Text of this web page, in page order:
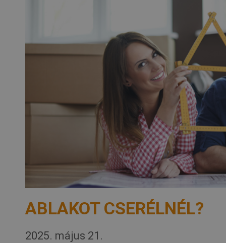
ABLAKOT CSERÉLNÉL?
2025. május 21.